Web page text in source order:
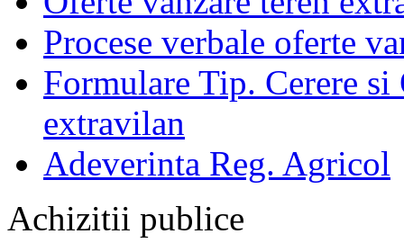
Procese verbale oferte
Formulare Tip. Cerere si
extravilan
Adeverinta Reg. Agricol
Achizitii publice